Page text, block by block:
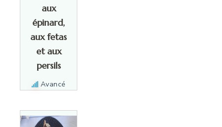
aux
épinard,
aux fetas
et aux
persils
Avancé